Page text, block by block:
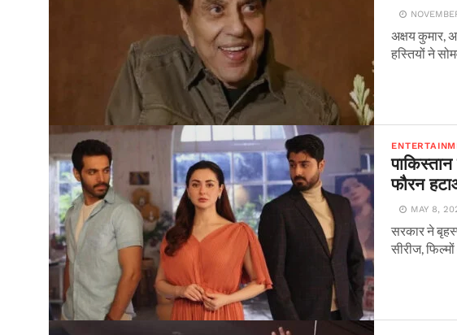
अक्षय कुमार,
हस्तियों ने
फौरन
MAY 8,
सरकार ने
सीरीज,